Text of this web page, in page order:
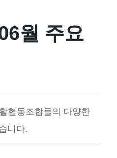
월 주요
협동조합들의 다양한
니다.